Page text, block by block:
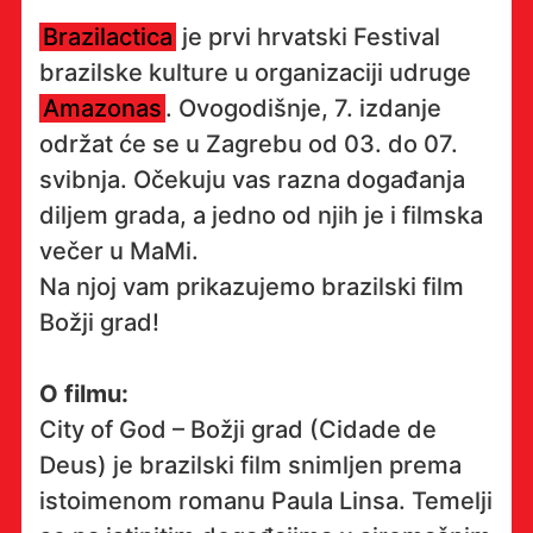
Brazilactica je prvi hrvatski Festival
brazilske kulture u organizaciji udruge
Amazonas . Ovogodišnje, 7. izdanje
održat će se u Zagrebu od 03. do 07.
svibnja. Očekuju vas razna događanja
diljem grada, a jedno od njih je i filmska
večer u MaMi.
Na njoj vam prikazujemo brazilski film
Božji grad!
O filmu:
City of God – Božji grad (Cidade de
Deus) je brazilski film snimljen prema
istoimenom romanu Paula Linsa. Temelji